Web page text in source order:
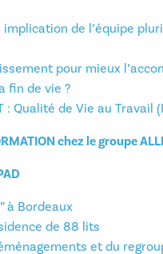
implication de l’équipe
pour mieux
fin de vie ?
Qualité de Vie au Travail
chez le groupe
à Bordeaux
de 88 lits
et du